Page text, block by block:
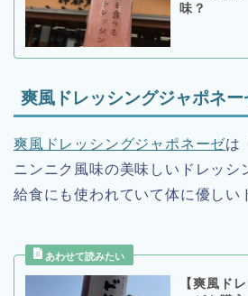
味？
爽風ドレッシングジャポネー
爽風ドレッシングジャポネーゼは
ニンニク風味の美味しいドレッシ
給食にも使われていて体に優しい
【爽風ド